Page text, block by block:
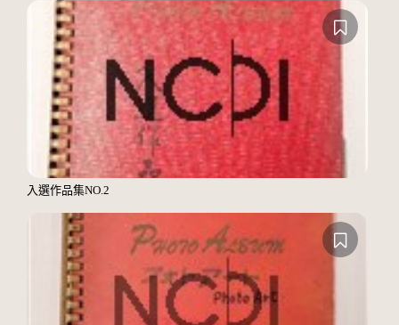
入選作品集NO.2